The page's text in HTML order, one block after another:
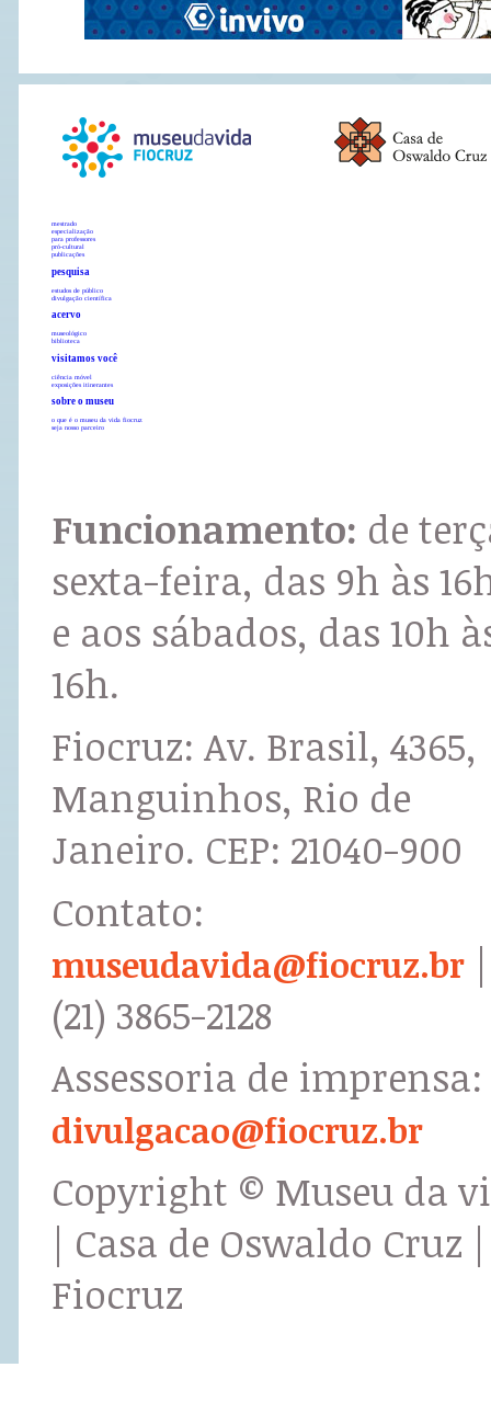
mestrado
especialização
para professores
pró-cultural
publicações
pesquisa
estudos de público
divulgação científica
acervo
museológico
biblioteca
visitamos você
ciência móvel
exposições itinerantes
sobre o museu
o que é o museu da vida fiocruz
seja nosso parceiro
Funcionamento: de
sexta-feira, das 9h às
e aos sábados, das 10h
16h.
Fiocruz: Av. Brasil, 4365,
Manguinhos, Rio de
Janeiro. CEP: 21040-900
Contato:
museudavida@fiocruz.br |
(21) 3865-2128
Assessoria de imprensa:
divulgacao@fiocruz.br
Copyright © Museu da
| Casa de Oswaldo Cruz |
Fiocruz